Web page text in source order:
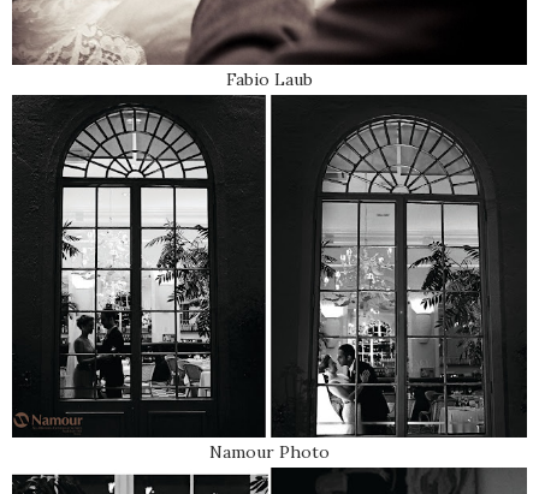
Fabio Laub
Namour Photo